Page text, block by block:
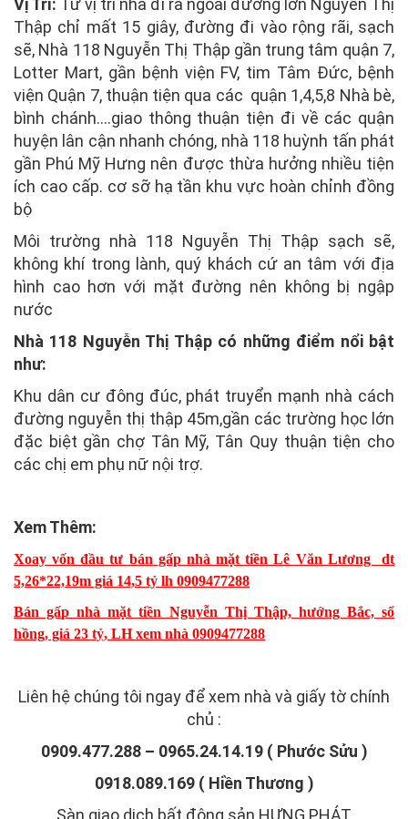
Vị Trí: Từ vị trí nhà đi ra ngoài đường lớn Nguyễn Thị
Thập chỉ mất 15 giây, đường đi vào rộng rãi, sạch
sẽ, Nhà 118 Nguyễn Thị Thập gần trung tâm quận 7,
Lotter Mart, gần bệnh viện FV, tim Tâm Đức, bệnh
viện Quận 7, thuận tiện qua các quận 1,4,5,8 Nhà bè,
bình chánh….giao thông thuận tiện đi về các quận
huyện lân cận nhanh chóng, nhà 118 huỳnh tấn phát
gần Phú Mỹ Hưng nên được thừa hưởng nhiều tiện
ích cao cấp. cơ sỡ hạ tần khu vực hoàn chỉnh đồng
bộ
Môi trường nhà 118 Nguyễn Thị Thập sạch sẽ,
không khí trong lành, quý khách cứ an tâm với địa
hình cao hơn với mặt đường nên không bị ngập
nước
Nhà 118 Nguyễn Thị Thập có những điểm nổi bật
như:
Khu dân cư đông đúc, phát truyển mạnh nhà cách
đường nguyễn thị thập 45m,gần các trường học lớn
đặc biệt gần chợ Tân Mỹ, Tân Quy thuận tiện cho
các chị em phụ nữ nội trợ.
Xem Thêm:
Xoay vốn đầu tư bán gấp nhà mặt tiền Lê Văn Lương dt
5,26*22,19m giá 14,5 tỷ lh 0909477288
Bán gấp nhà mặt tiền Nguyễn Thị Thập, hướng Bắc, sổ
hồng, giá 23 tỷ, LH xem nhà 0909477288
Liên hệ chúng tôi ngay để xem nhà và giấy tờ chính
chủ :
0909.477.288 – 0965.24.14.19 ( Phước Sửu )
0918.089.169 ( Hiền Thương )